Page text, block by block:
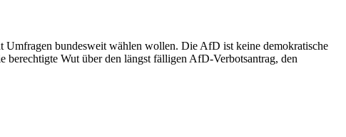
Umfragen bundesweit wählen wollen. Die AfD ist keine demokratische
berechtigte Wut über den längst fälligen AfD-Verbotsantrag, den